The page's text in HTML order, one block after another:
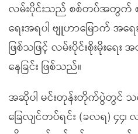
လမ်းပိုင်းသည် စစ်တပ်အတွက်
ရေးအရပါ ဗျူဟာမြောက် အရ
ဖြစ်သဖြင့် လမ်းပိုင်းစိုးမိုးရ
နေခြင်း ဖြစ်သည်။
အဆိုပါ မင်းတုန်းတိုက်ပွဲတွင်
ခြေလျင်တပ်ရင်း (ခလရ) ၄